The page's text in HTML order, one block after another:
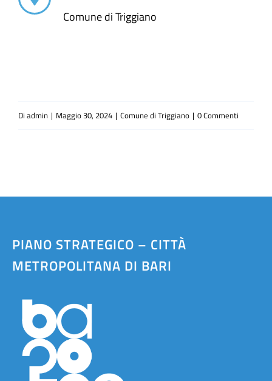
Comune di Triggiano
Di admin | Maggio 30, 2024 | Comune di Triggiano | 0 Commenti
PIANO STRATEGICO – CITTÀ
METROPOLITANA DI BARI